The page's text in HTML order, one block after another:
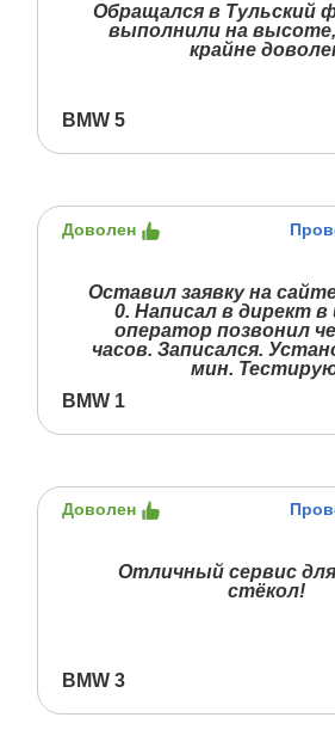
Обращался в Тульский
выполнили на
крайне
BMW 5
Доволен
Оставил заявку на
0. Написал в директ
оператор позвонил
часов. Записался.
мин.
BMW 1
Доволен
Отличный сервис
стёкол!
BMW 3